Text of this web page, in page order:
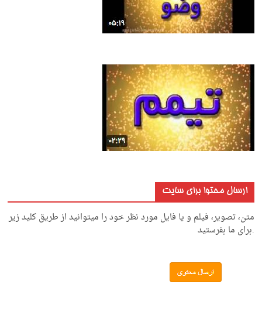
ارسال محتوا برای سایت
متن، تصویر، فیلم و یا فایل مورد نظر خود را میتوانید از طریق کلید زیر
.برای ما بفرستید